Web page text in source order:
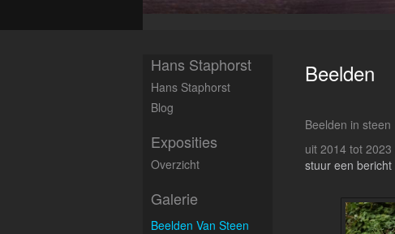
Beelden
Beelden in steen
uit 2014 tot 2023
stuur een bericht
Hans Staphorst
Hans Staphorst
Blog
Exposities
Overzicht
Galerie
Beelden Van Steen